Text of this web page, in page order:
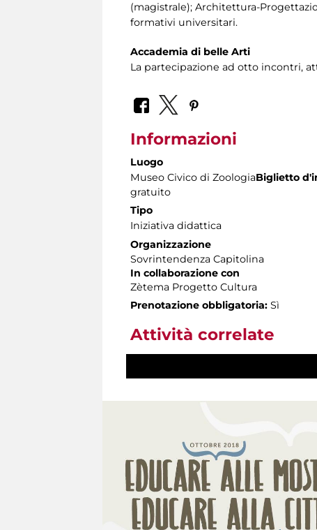
(magistrale); Architettura-
formativi universitari.
Accademia di belle Arti
La partecipazione ad otto incontri,
Informazioni
Luogo
Museo Civico di ZoologiaBiglietto
gratuito
Tipo
Iniziativa didattica
Organizzazione
Sovrintendenza Capitolina
In collaborazione con
Zètema Progetto Cultura
Prenotazione obbligatoria: Sì
Attività correlate